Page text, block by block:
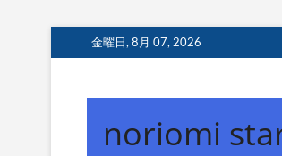
to
金曜日, 8月 07, 2026
noriomi